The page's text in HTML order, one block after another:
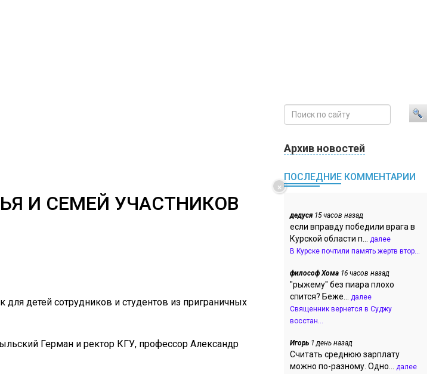
И СЕМЕЙ УЧАСТНИКОВ
для детей сотрудников и студентов из приграничных
Герман и ректор КГУ, профессор Александр
×
Архив новостей
ПОСЛЕДНИЕ КОММЕНТАРИИ
дедуся15 часов назад
если вправду победили врага в
Курской области п... далее
В Курске почтили память жертв втор...
философ Хома 16 часов назад
"рыжему" без пиара плохо
спится? Беже... далее
Священник вернется в Суджу
восстан...
Игорь 1 день назад
Считать среднюю зарплату
можно по-разному. Одно... далее